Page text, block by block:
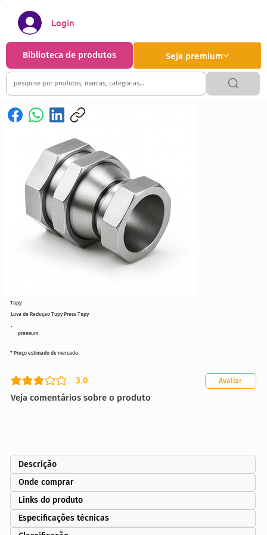
Seja premium
Biblioteca de produtos
Login
premium
Luva de Redução Tupy Press Tupy
3.0
classificação média é 3 de 5
Veja comentários sobre o produto
Avaliar
* Preço estimado de mercado
Tupy
Descrição
Onde comprar
Links do produto
Especificações técnicas